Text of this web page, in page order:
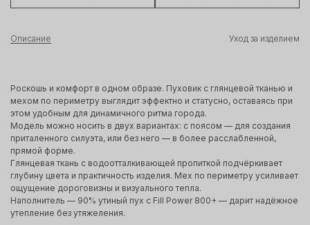
Описание Уход за изделием
Роскошь и комфорт в одном образе. Пуховик с глянцевой тканью и
мехом по периметру выглядит эффектно и статусно, оставаясь при
этом удобным для динамичного ритма города.
Модель можно носить в двух вариантах: с поясом — для создания
приталенного силуэта, или без него — в более расслабленной,
прямой форме.
Глянцевая ткань с водоотталкивающей пропиткой подчёркивает
глубину цвета и практичность изделия. Мех по периметру усиливает
ощущение дороговизны и визуального тепла.
Наполнитель — 90% утиный пух с Fill Power 800+ — дарит надёжное
утепление без утяжеления.